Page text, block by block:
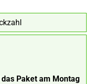
Paket am Montag